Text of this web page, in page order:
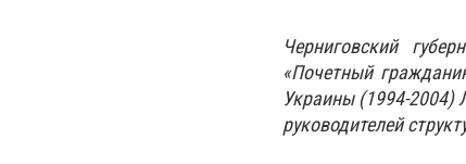
Черниговский
«Почетный
Украины (1994-2004)
руководителей